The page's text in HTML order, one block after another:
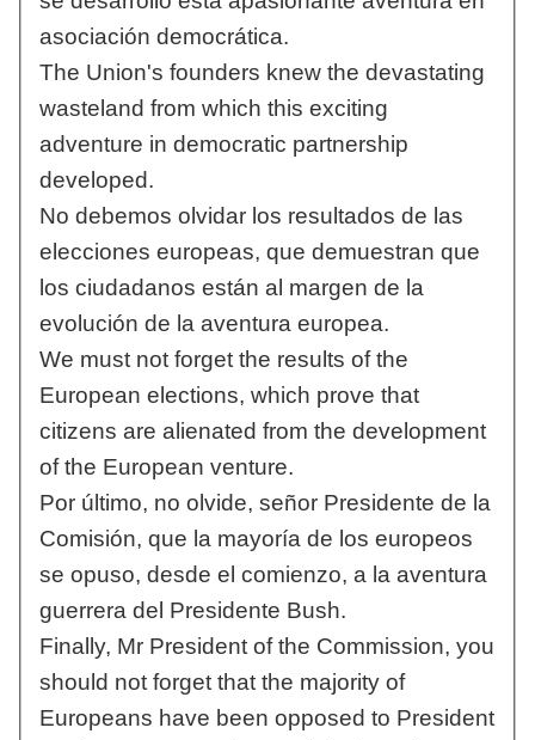
asociación democrática.
The Union's founders knew the devastating
wasteland from which this exciting
adventure in democratic partnership
developed.
No debemos olvidar los resultados de las
elecciones europeas, que demuestran que
los ciudadanos están al margen de la
evolución de la aventura europea.
We must not forget the results of the
European elections, which prove that
citizens are alienated from the development
of the European venture.
Por último, no olvide, señor Presidente de la
Comisión, que la mayoría de los europeos
se opuso, desde el comienzo, a la aventura
guerrera del Presidente Bush.
Finally, Mr President of the Commission, you
should not forget that the majority of
Europeans have been opposed to President